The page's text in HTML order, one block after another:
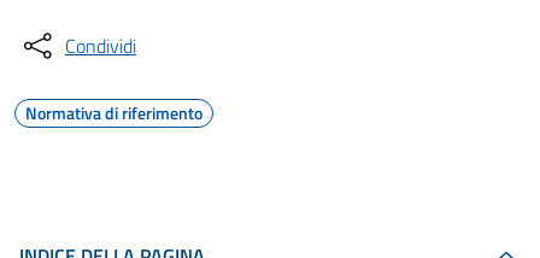
Condividi
Normativa di riferimento